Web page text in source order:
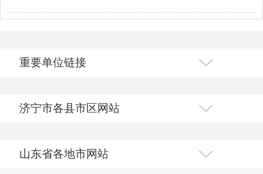
重要单位链接
济宁市各县市区网站
山东省各地市网站